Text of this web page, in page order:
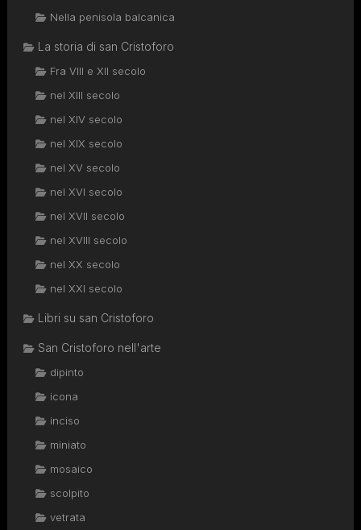
Nella penisola balcanica
La storia di san Cristoforo
Fra VIII e XII secolo
nel XIII secolo
nel XIV secolo
nel XIX secolo
nel XV secolo
nel XVI secolo
nel XVII secolo
nel XVIII secolo
nel XX secolo
nel XXI secolo
Libri su san Cristoforo
San Cristoforo nell'arte
dipinto
icona
inciso
miniato
mosaico
scolpito
vetrata